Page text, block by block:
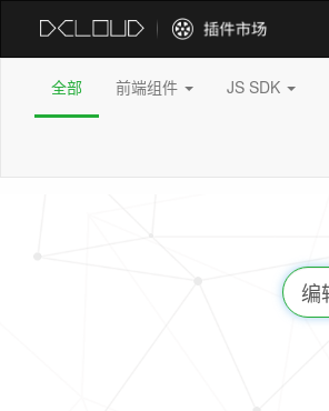
全部 前端组件 JS SDK